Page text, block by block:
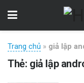
Trang chủ » giả lập
Thẻ: giả lập